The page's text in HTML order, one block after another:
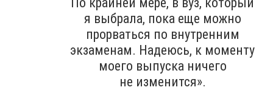
я выбрала, пока еще можно
прорваться по внутренним
экзаменам. Надеюсь, к моменту
моего выпуска ничего
не изменится».